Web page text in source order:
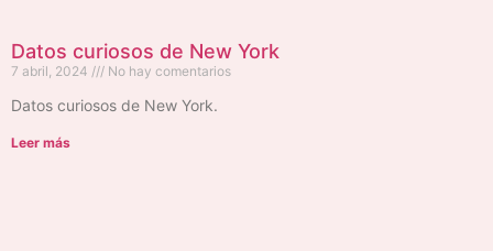
Datos curiosos de New York
7 abril, 2024 No hay comentarios
Datos curiosos de New York.
Leer más